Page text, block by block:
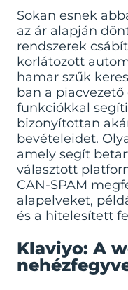
Sokan esnek
az ár alapján
rendszerek
korlátozott
hamar szűk
ban a
funkciókkal
bizonyítottan
bevételeidet.
amely segít
választott
CAN-SPAM
alapelveket,
és a hitelesített
Klaviyo: A